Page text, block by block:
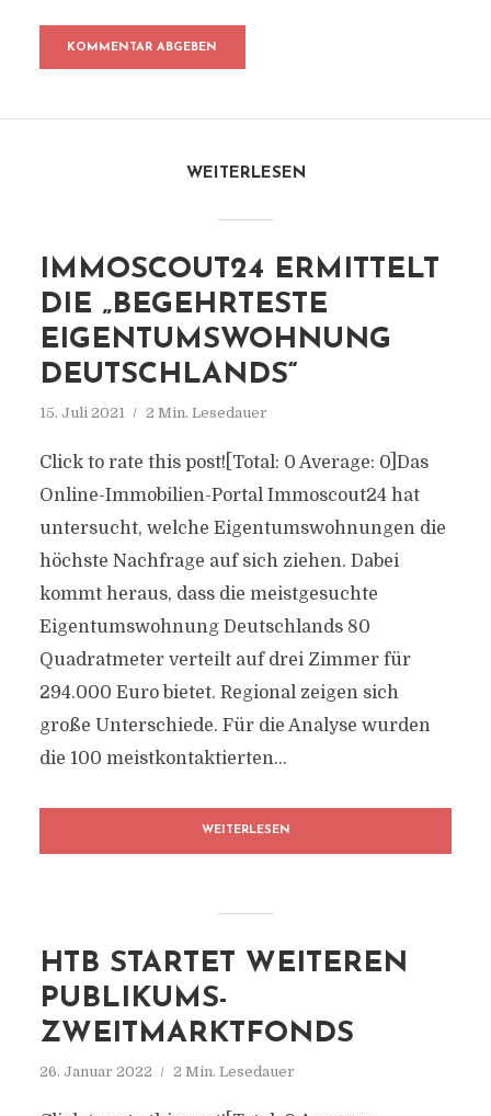
WEITERLESEN
IMMOSCOUT24 ERMITTELT
DIE „BEGEHRTESTE
EIGENTUMSWOHNUNG
DEUTSCHLANDS“
15. Juli 2021 2 Min. Lesedauer
Click to rate this post![Total: 0 Average: 0]Das
Online-Immobilien-Portal Immoscout24 hat
untersucht, welche Eigentumswohnungen die
höchste Nachfrage auf sich ziehen. Dabei
kommt heraus, dass die meistgesuchte
Eigentumswohnung Deutschlands 80
Quadratmeter verteilt auf drei Zimmer für
294.000 Euro bietet. Regional zeigen sich
große Unterschiede. Für die Analyse wurden
die 100 meistkontaktierten...
WEITERLESEN
HTB STARTET WEITEREN
PUBLIKUMS-
ZWEITMARKTFONDS
26. Januar 2022 2 Min. Lesedauer